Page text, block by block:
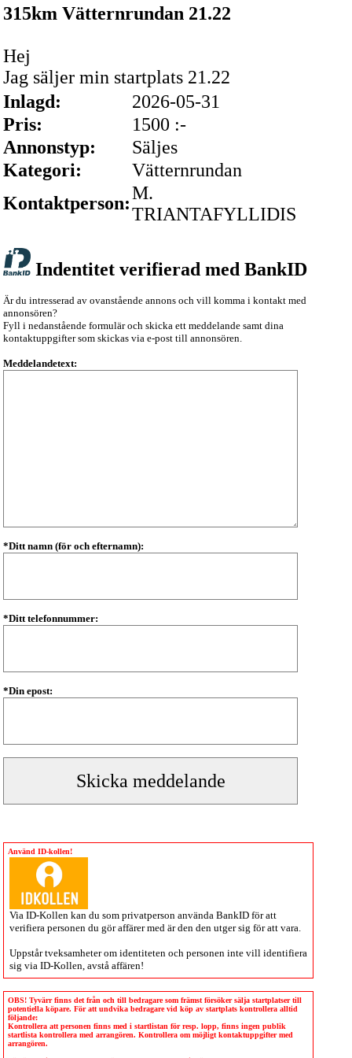
315km Vätternrundan 21.22
Hej
Jag säljer min startplats 21.22
Inlagd:
2026-05-31
Pris:
1500 :-
Annonstyp:
Säljes
Kategori:
Vätternrundan
Kontaktperson:M.
TRIANTAFYLLIDIS
Indentitet verifierad med BankID
Är du intresserad av ovanstående annons och vill komma i kontakt med
annonsören?
Fyll i nedanstående formulär och skicka ett meddelande samt dina
kontaktuppgifter som skickas via e-post till annonsören.
Meddelandetext:
*Ditt namn (för och efternamn):
*Ditt telefonnummer:
*Din epost:
Använd ID-kollen!
Via ID-Kollen kan du som privatperson använda BankID för att
verifiera personen du gör affärer med är den den utger sig för att vara.
Uppstår tveksamheter om identiteten och personen inte vill identifiera
sig via ID-Kollen , avstå affären!
OBS! Tyvärr finns det från och till bedragare som främst försöker sälja startplatser till
potentiella köpare. För att undvika bedragare vid köp av startplats kontrollera alltid
följande:
Kontrollera att personen finns med i startlistan för resp. lopp, finns ingen publik
startlista kontrollera med arrangören. Kontrollera om möjligt kontaktuppgifter med
arrangören.